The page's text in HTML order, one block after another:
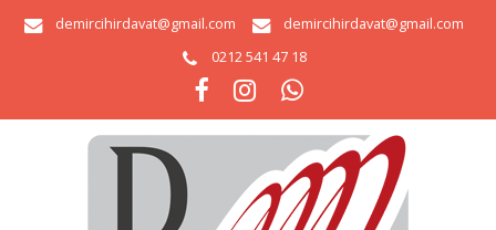
demircihirdavat@gmail.com
demircihirdavat@gmail.com
0212 541 47 18